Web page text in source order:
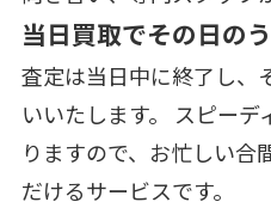
当日買取でその日の
査定は当日中に終了し、
いいたします。 スピー
りますので、お忙しい合
だけるサービスです。